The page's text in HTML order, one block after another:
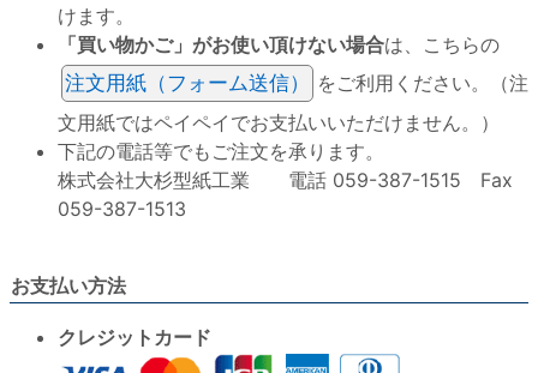
けます。
「買い物かご」がお使い頂けない場合は、こちらの
注文用紙（フォーム送信）
をご利用ください。（注
文用紙ではペイペイでお支払いいただけません。）
下記の電話等でもご注文を承ります。
株式会社大杉型紙工業 電話 059-387-1515 Fax
059-387-1513
お支払い方法
クレジットカード